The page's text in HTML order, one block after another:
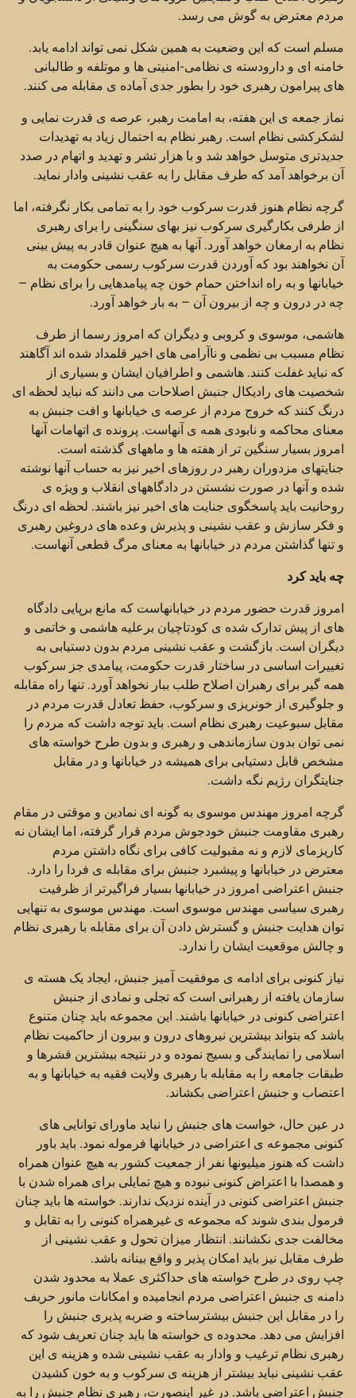
مردم معترض به گوش می رسد.
مسلم است که این وضعیت به همین شکل نمی تواند ادامه یابد.
خامنه ای و دارودسته ی نظامی-امنیتی ها و موتلفه و طالبانی
های پیرامون رهبری خود را بطور جدی آماده ی مقابله می کنند.
نماز جمعه ی این هفته، به امامت رهبر، عرصه ی قدرت نمایی و
لشکرکشی نظام است. رهبر نظام به احتمال زیاد به تهدیدات
جدیدتری متوسل خواهد شد و با هزار تشر و تهدید و اتهام در صدد
آن برخواهد آمد که طرف مقابل را به عقب نشینی وادار نماید.
گرچه نظام هنوز قدرت سرکوب خود را به تمامی بکار نگرفته، اما
از طرفی بکارگیری سرکوب نیز بهای سنگینی را برای رهبری
نظام به ارمغان خواهد آورد. آنها به هیچ عنوان قادر به پیش بینی
آن نخواهند بود که آوردن قدرت سرکوب رسمی حکومت به
خیابانها و به راه انداختن حمام خون چه پیامدهایی را برای نظام –
چه در درون و چه از بیرون آن – به بار خواهد آورد.
هاشمی، موسوی و کروبی و دیگران که امروز رسما از طرف
نظام مسبب بی نظمی و ناآرامی های اخیر قلمداد شده اند آگاهند
که نباید غفلت کنند. هاشمی و اطرافیان ایشان و بسیاری از
شخصیت های رادیکال جنبش اصلاحات می دانند که نباید لحظه ای
درنگ کنند که خروج مردم از عرصه ی خیابانها و افت جنبش به
معنای محاکمه و نابودی همه ی آنهاست. پرونده ی اتهامات آنها
امروز بسیار سنگین تر از هفته ها و ماههای گذشته است.
جنایتهای مزدوران رهبر در روزهای اخیر نیز به حساب آنها نوشته
شده و آنها در صورت نشستن در دادگاههای انقلاب و ویژه ی
روحانیت باید پاسخگوی جنایت های اخیر نیز باشند. لحظه ای درنگ
و فکر سازش و عقب نشینی و پذیرش وعده های دروغین رهبری
و تنها گذاشتن مردم در خیابانها به معنای مرگ قطعی آنهاست.
چه باید کرد
امروز قدرت حضور مردم در خیابانهاست که مانع برپایی دادگاه
های از پیش تدارک شده ی کودتاچیان برعلیه هاشمی و خاتمی و
دیگران است. بازگشت و عقب نشینی مردم بدون دستیابی به
تغییرات اساسی در ساختار قدرت حکومت، پیامدی جز سرکوب
همه گیر برای رهبران اصلاح طلب ببار نخواهد آورد. تنها راه مقابله
و جلوگیری از خونریزی و سرکوب، حفظ تعادل قدرت مردم در
مقابل سبوعیت رهبری نظام است. باید توجه داشت که مردم را
نمی توان بدون سازماندهی و رهبری و بدون طرح خواسته های
مشخص قابل دستیابی برای همیشه در خیابانها و در مقابل
جنایتگران رژیم نگه داشت.
گرچه امروز مهندس موسوی به گونه ای نمادین و موقتی در مقام
رهبری مقاومت جنبش خودجوش مردم قرار گرفته، اما ایشان نه
کاریزمای لازم و نه مقبولیت کافی برای نگاه داشتن مردم
معترض در خیابانها و پیشبرد جنبش برای مقابله ی فردا را دارد.
جنبش اعتراضی امروز در خیابانها بسیار فراگیرتر از ظرفیت
رهبری سیاسی مهندس موسوی است. مهندس موسوی به تنهایی
توان هدایت جنبش و گسترش دادن آن برای مقابله با رهبری نظام
و چالش موقعیت ایشان را ندارد.
نیاز کنونی برای ادامه ی موفقیت آمیز جنبش، ایجاد یک هسته ی
سازمان یافته از رهبرانی است که تجلی و نمادی از جنبش
اعتراضی کنونی در خیابانها باشند. این مجموعه باید چنان متنوع
باشد که بتواند بیشترین نیروهای درون و بیرون از حاکمیت نظام
اسلامی را نمایندگی و بسیج نموده و در نتیجه بیشترین قشرها و
طبقات جامعه را به مقابله با رهبری ولایت فقیه به خیابانها و به
اعتصاب و جنبش اعتراضی بکشاند.
در عین حال، خواست های جنبش را نباید ماورای توانایی های
کنونی مجموعه ی اعتراضی در خیابانها فرموله نمود. باید باور
داشت که هنوز میلیونها نفر از جمعیت کشور به هیچ عنوان همراه
و همصدا با اعتراض کنونی نبوده و هیچ تمایلی برای همراه شدن با
جنبش اعتراضی کنونی در آینده نزدیک ندارند. خواسته ها باید چنان
فرمول بندی شوند که مجموعه ی غیرهمراه کنونی را به تقابل و
مخالفت جدی نکشانند. انتظار میزان تحول و عقب نشینی از
طرف مقابل نیز باید امکان پذیر و واقع بینانه باشد.
چپ روی در طرح خواسته های حداکثری عملا به محدود شدن
دامنه ی جنبش اعتراضی مردم انجامیده و امکانات مانور حریف
را در مقابل این جنبش بیشترساخته و ضربه پذیری جنبش را
افزایش می دهد. محدوده ی خواسته ها باید چنان تعریف شود که
رهبری نظام ترغیب و وادار به عقب نشینی شده و هزینه ی این
عقب نشینی نباید بیشتر از هزینه ی سرکوب و به خون کشیدن
جنبش اعتراضی باشد. در غیر اینصورت، رهبری نظام جنبش را به